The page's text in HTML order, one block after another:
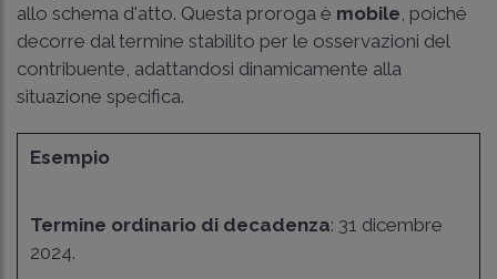
allo schema d'atto. Questa proroga è mobile , poiché
decorre dal termine stabilito per le osservazioni del
contribuente, adattandosi dinamicamente alla
situazione specifica.
Esempio
Termine ordinario di decadenza: 31 dicembre
2024.